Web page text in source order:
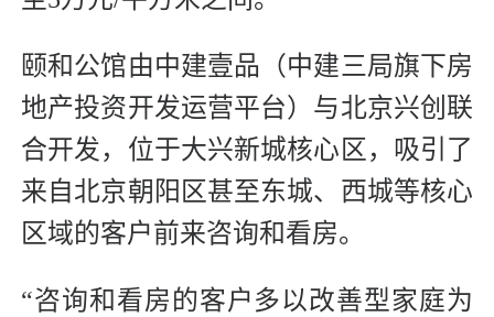
颐和公馆由中建壹品（中建三局旗下房
地产投资开发运营平台）与北京兴创联
合开发，位于大兴新城核心区，吸引了
来自北京朝阳区甚至东城、西城等核心
区域的客户前来咨询和看房。
“咨询和看房的客户多以改善型家庭为